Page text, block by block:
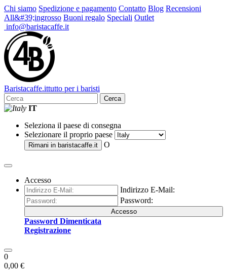
Chi siamo Spedizione e pagamento Contatto Blog Recensioni
All&#39;ingrosso Buoni regalo Speciali Outlet
info@baristacaffe.it
Baristacaffe.ittutto per i baristi
Cerca
IT
Seleziona il paese di consegna
Selezionare il proprio paese
Rimani in baristacaffe.it O
Accesso
Indirizzo E-Mail:
Password:
Accesso
Password Dimenticata
Registrazione
0
0,00 €